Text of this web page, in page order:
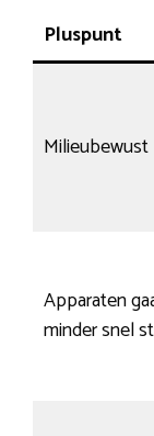
Pluspunt
Milieubewust
Apparaten
minder snel